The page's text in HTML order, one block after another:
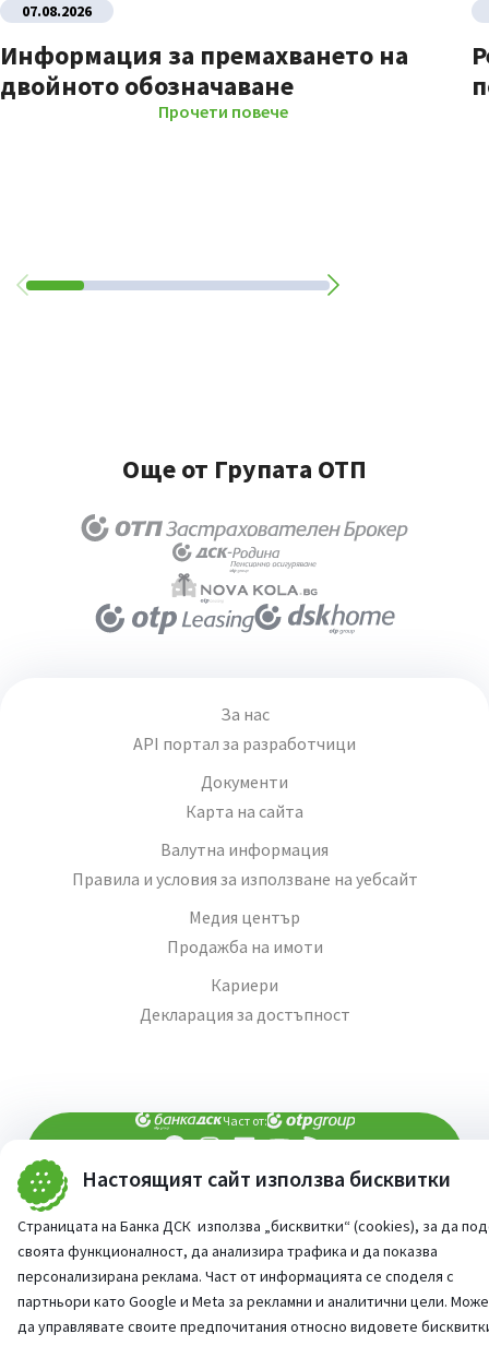
Настоящият сайт използва бисквитки
Страницата на Банка ДСК използва „бисквитки“ (cookies), за да
своята функционалност, да анализира трафика и да показва
персонализирана реклама. Част от информацията се споделя с
партньори като Google и Meta за рекламни и аналитични цели.
да управлявате своите предпочитания относно видовете
07.08.2026
Информация за премахването на
двойното обозначаване
Прочети повече
Още от Групата ОТП
За нас
API портал за разработчици
Документи
Карта на сайта
Валутна информация
Правила и условия за използване на уебсайт
Медия център
Продажба на имоти
Кариери
Декларация за достъпност
Част от:
При въпроси - попитай AI асистента ни
©2026 Всички права запазени
StudioX